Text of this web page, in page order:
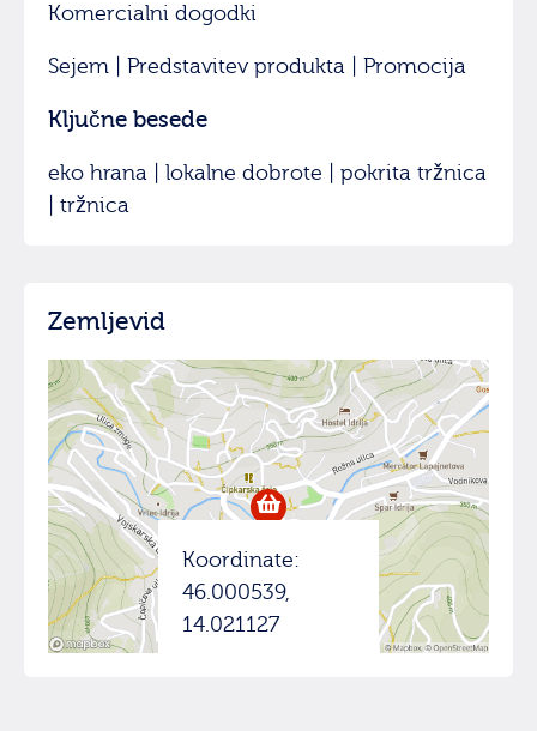
Komercialni dogodki
Sejem | Predstavitev produkta | Promocija
Ključne besede
eko hrana | lokalne dobrote | pokrita tržnica
| tržnica
Zemljevid
Koordinate:
46.000539,
14.021127